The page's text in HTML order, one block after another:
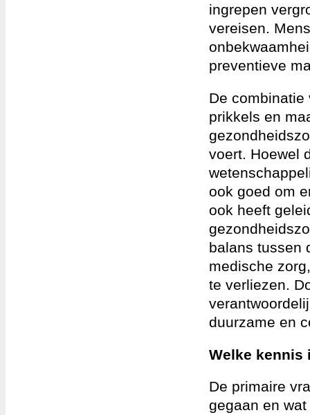
ingrepen
vereisen.
preventieve
De
prikkels en
voert. Hoewel
ook goed om
ook heeft
balans tussen
medische
te verliezen.
duurzame en
Welke kennis
De primaire
gegaan en